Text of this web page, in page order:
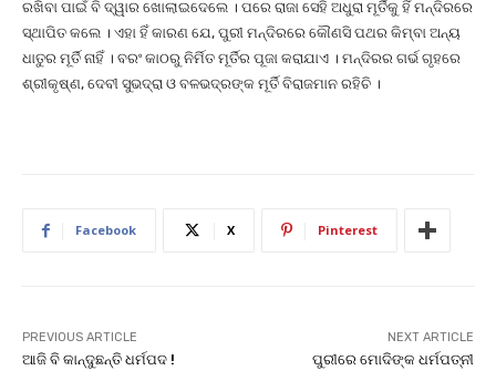
ରଖିବା ପାଇଁ ବି ଦ୍ୱାର ଖୋଲାଇଦେଲେ । ପରେ ରାଜା ସେହି ଅଧୁରା ମୂର୍ତିକୁ ହିଁ ମନ୍ଦିରରେ
ସ୍ଥାପିତ କଲେ । ଏହା ହିଁ କାରଣ ଯେ, ପୁରୀ ମନ୍ଦିରରେ କୌଣସି ପଥର କିମ୍ବା ଅନ୍ୟ
ଧାତୁର ମୂର୍ତି ନାହିଁ । ବରଂ କାଠରୁ ନିର୍ମିତ ମୂର୍ତିର ପୂଜା କରାଯାଏ । ମନ୍ଦିରର ଗର୍ଭ ଗୃହରେ
ଶ୍ରୀକୃଷ୍ଣ, ଦେବୀ ସୁଭଦ୍ରା ଓ ବଳଭଦ୍ରଙ୍କ ମୂର୍ତି ବିରାଜମାନ ରହିଚି ।
Facebook X Pinterest
PREVIOUS ARTICLE
ଆଜି ବି କାନ୍ଦୁଛନ୍ତି ଧର୍ମପଦ !
NEXT ARTICLE
ପୁରୀରେ ମୋଦିଙ୍କ ଧର୍ମପତ୍ନୀ